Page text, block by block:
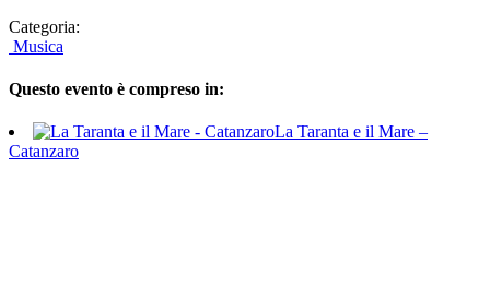
Categoria:
Musica
Questo evento è compreso in:
La Taranta e il Mare –
Catanzaro